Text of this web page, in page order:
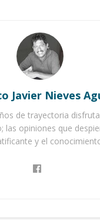
el día de Reyes con
en Ahuacatlán
Javier Nieves
de trayectoria
las opiniones que
y el